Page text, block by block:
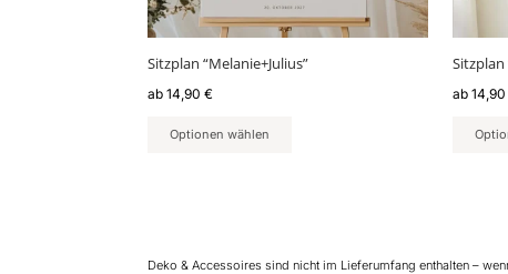
Sitzplan “Melanie+Julius”
ab 14,90 €
Optionen wählen
Produktseite
werden
Sitzplan
ab 14,90
werden
Deko & Accessoires sind nicht im Lieferumfang enthalten –